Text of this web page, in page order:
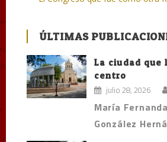
ÚLTIMAS
La ciudad que
centro
julio 28, 2026
María Fernanda
González